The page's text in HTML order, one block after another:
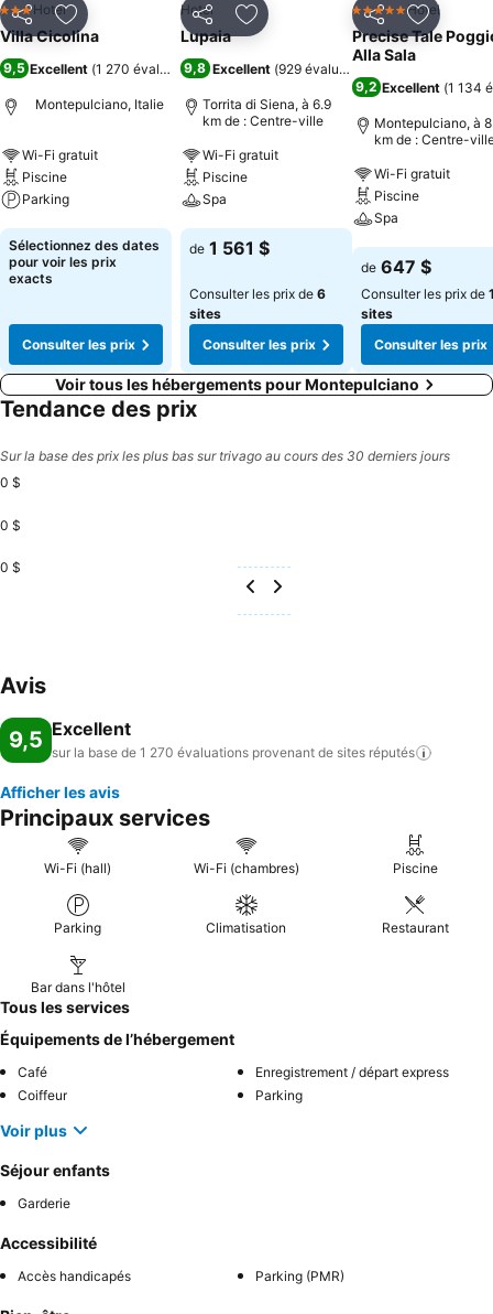
PartagerAjouter à mes favoris
3 ÉtoilesHotel
Villa Cicolina
9,5 Excellent (1 270 évaluations)
Montepulciano, Italie
Wi-Fi gratuit
Piscine
Parking
Consulter les prix
Sélectionnez des dates
pour voir les prix
exacts
Consulter les prix
PartagerAjouter à mes favoris
Hotel
Lupaia
9,8 Excellent (929 évaluations
Torrita di Siena, à 6.9
km de : Centre-ville
Wi-Fi gratuit
Piscine
Spa
Consulter les prix
de 1 561 $
Consulter les prix de 6
sites
Consulter les prix
PartagerAjouter
5 Étoiles Hotel
Precise Tale
Alla Sala
9,2 Excellent (1 134
Montepulciano, à
km de : Centre-
Wi-Fi gratuit
Piscine
Spa
Consulter les
de 647 $
Consulter les prix de
sites
Consulter les prix
Voir tous les hébergements pour Montepulciano
Tendance des prix
Sur la base des prix les plus bas sur trivago au cours des 30 derniers jours
0 $
0 $
0 $
Avis
9,5 Excellent
sur la base de 1 270 évaluations provenant de sites réputés
Afficher les avis
Principaux services
Wi-Fi (hall) Wi-Fi (chambres) Piscine
Parking Climatisation Restaurant
Bar dans l'hôtel
Tous les services
Équipements de l’hébergement
Café
Enregistrement / départ express
Coiffeur
Parking
Voir plus
Séjour enfants
Garderie
Accessibilité
Accès handicapés Parking (PMR)